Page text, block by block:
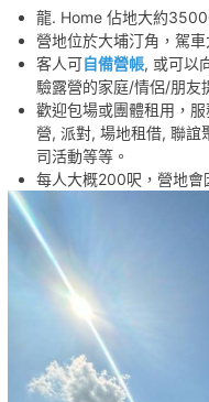
龍. Home 佔地大約
營地位於大埔汀角，駕
客人可自備營帳, 或可以
驗露營的家庭/情侶/朋友
歡迎包場或團體租用，
營, 派對, 場地租借, 聯誼
司活動等等。
每人大概200呎，營地會